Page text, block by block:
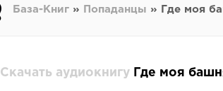
База-Книг » Попаданцы » Где моя
Скачать аудиокнигу Где моя